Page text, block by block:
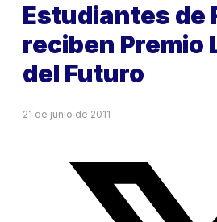
Estudiantes de
reciben Premio
del Futuro
21 de junio de 2011